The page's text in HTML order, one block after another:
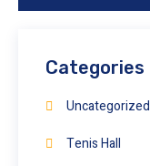
Categories
Uncategorized
Tenis Hall